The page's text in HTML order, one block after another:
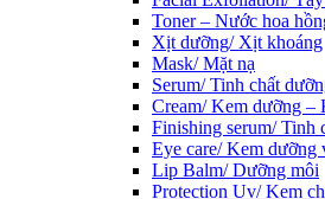
Toner – Nước hoa
Xịt dưỡng/ Xịt khoáng
Mask/ Mặt nạ
Serum/ Tinh chất
Cream/ Kem dưỡng –
Finishing serum/ Tinh
Eye care/ Kem dưỡng
Lip Balm/ Dưỡng môi
Protection Uv/ Kem